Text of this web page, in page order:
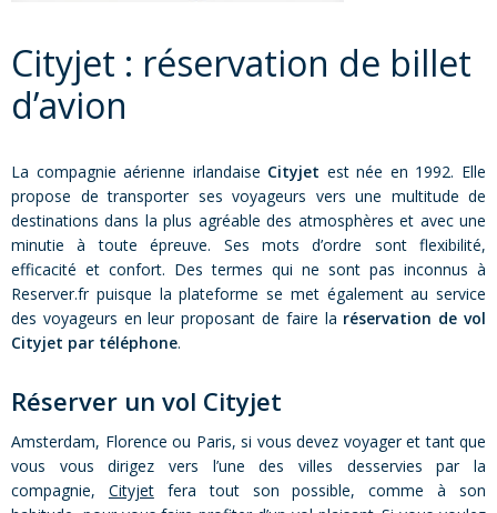
Cityjet : réservation de billet
d’avion
La compagnie aérienne irlandaise Cityjet est née en 1992. Elle
propose de transporter ses voyageurs vers une multitude de
destinations dans la plus agréable des atmosphères et avec une
minutie à toute épreuve. Ses mots d’ordre sont flexibilité,
efficacité et confort. Des termes qui ne sont pas inconnus à
Reserver.fr puisque la plateforme se met également au service
des voyageurs en leur proposant de faire la réservation de vol
Cityjet par téléphone.
Réserver un vol Cityjet
Amsterdam, Florence ou Paris, si vous devez voyager et tant que
vous vous dirigez vers l’une des villes desservies par la
compagnie, Cityjetfera tout son possible, comme à son